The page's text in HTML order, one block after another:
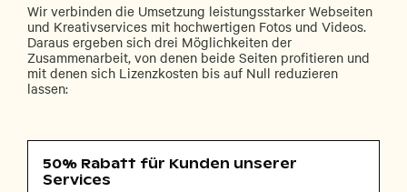
Wir verbinden die Umsetzung leistungsstarker Webseiten
und Kreativservices mit hochwertigen Fotos und Videos.
Daraus ergeben sich drei Möglichkeiten der
Zusammenarbeit, von denen beide Seiten profitieren und
mit denen sich Lizenzkosten bis auf Null reduzieren
lassen:
50% Rabatt für Kunden unserer
Services